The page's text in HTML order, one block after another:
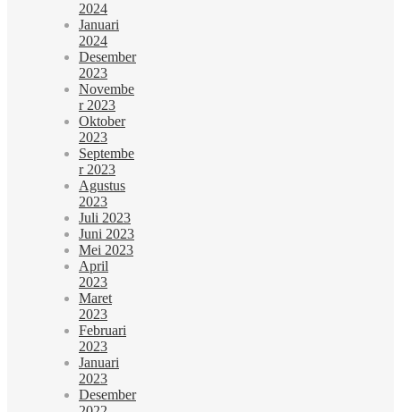
2024
Januari
2024
Desember
2023
Novembe
r 2023
Oktober
2023
Septembe
r 2023
Agustus
2023
Juli 2023
Juni 2023
Mei 2023
April
2023
Maret
2023
Februari
2023
Januari
2023
Desember